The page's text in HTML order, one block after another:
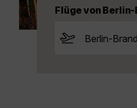
Flüge von